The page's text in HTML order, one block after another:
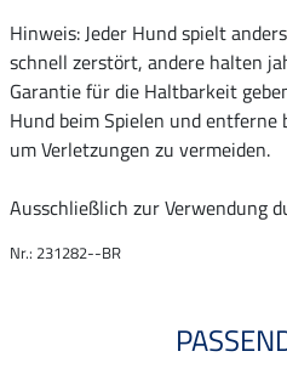
Hinweis: Jeder Hund spielt
schnell zerstört, andere halten
Garantie für die Haltbarkeit
Hund beim Spielen und entferne
um Verletzungen zu vermeiden.
Ausschließlich zur Verwendung
Nr.: 231282--BR